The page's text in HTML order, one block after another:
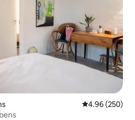
Calificación
4.96 (250)